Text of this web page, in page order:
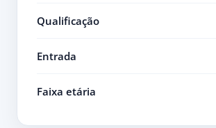
Qualificação
Entrada
Faixa etária